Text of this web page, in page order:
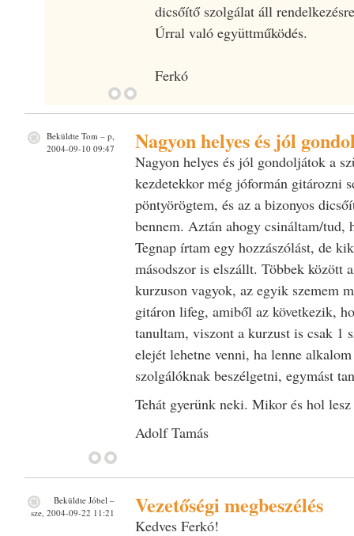
dicsőítő szolgálat áll
Úrral való együttműködés.
Ferkó
Nagyon helyes és jól
Nagyon helyes és jól gondoljátok a
kezdetekkor még jóformán gitározni
pöntyörögtem, és az a bizonyos
bennem. Aztán ahogy csináltam/tud,
Tegnap írtam egy hozzászólást, de
másodszor is elszállt. Többek között
kurzuson vagyok, az egyik szemem
gitáron lifeg, amiből az következik,
tanultam, viszont a kurzust is csak 1
elejét lehetne venni, ha lenne
szolgálóknak beszélgetni, egymást
Tehát gyerünk neki. Mikor és hol
Adolf Tamás
Beküldte Tom – p,
2004-09-10 09:47
Vezetőségi megbeszélés
Kedves Ferkó!
Beküldte Jóbel –
sze, 2004-09-22 11:21